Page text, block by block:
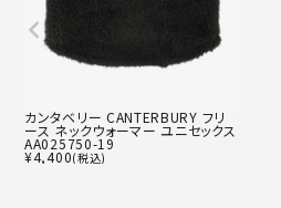
カンタベリー CANTERBURY フリ
ース ネックウォーマー ユニセックス
AA025750-19
¥4,400(税込)